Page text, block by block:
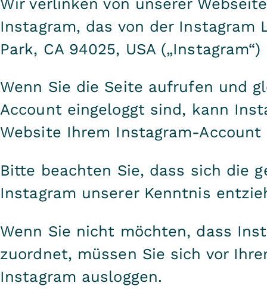
Instagram, das von der Instagram
Park, CA 94025, USA
Wenn Sie die Seite aufrufen und
Account eingeloggt sind, kann
Website Ihrem Instagram-
Bitte beachten Sie, dass sich die
Instagram unserer Kenntnis
Wenn Sie nicht möchten, dass
zuordnet, müssen Sie sich vor
Instagram ausloggen.